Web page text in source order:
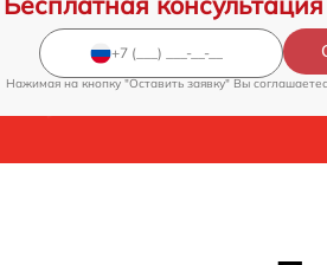
Нажимая на кнопку "Оставить заявку" Вы